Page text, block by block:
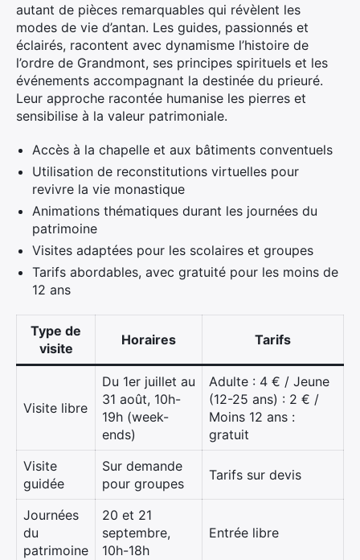
autant de pièces remarquables qui révèlent les
modes de vie d’antan. Les guides, passionnés et
éclairés, racontent avec dynamisme l’histoire de
l’ordre de Grandmont, ses principes spirituels et les
événements accompagnant la destinée du prieuré.
Leur approche racontée humanise les pierres et
sensibilise à la valeur patrimoniale.
Accès à la chapelle et aux bâtiments conventuels
Utilisation de reconstitutions virtuelles pour
revivre la vie monastique
Animations thématiques durant les journées du
patrimoine
Visites adaptées pour les scolaires et groupes
Tarifs abordables, avec gratuité pour les moins de
12 ans
Type de
visite
Horaires Tarifs
Visite libre
Du 1er juillet au
31 août, 10h-
19h (week-
ends)
Adulte : 4 € / Jeune
(12-25 ans) : 2 € /
Moins 12 ans :
gratuit
Visite
guidée
Sur demande
pour groupes
Tarifs sur devis
Journées
du
patrimoine
20 et 21
septembre,
10h-18h
Entrée libre